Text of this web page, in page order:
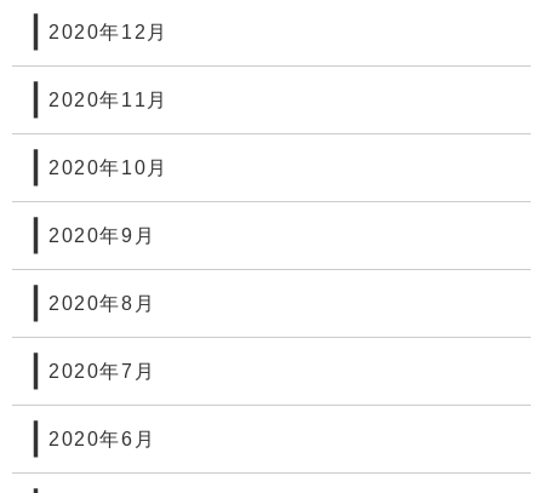
2020年12月
2020年11月
2020年10月
2020年9月
2020年8月
2020年7月
2020年6月